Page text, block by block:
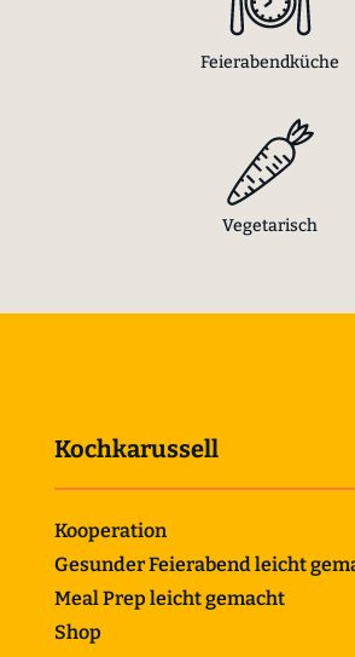
Feierabendküche
Vegetarisch
Kochkarussell
Kooperation
Gesunder Feierabend leicht
Meal Prep leicht gemacht
Shop